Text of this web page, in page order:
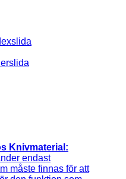
Knivmaterial:
endast
måste finnas för att